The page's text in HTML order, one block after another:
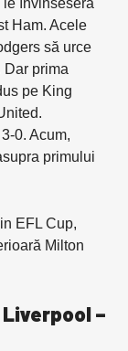
le învinseseră
Ham. Acele
să urce
Dar prima
pe King
0. Acum,
primului
EFL Cup,
Milton
–